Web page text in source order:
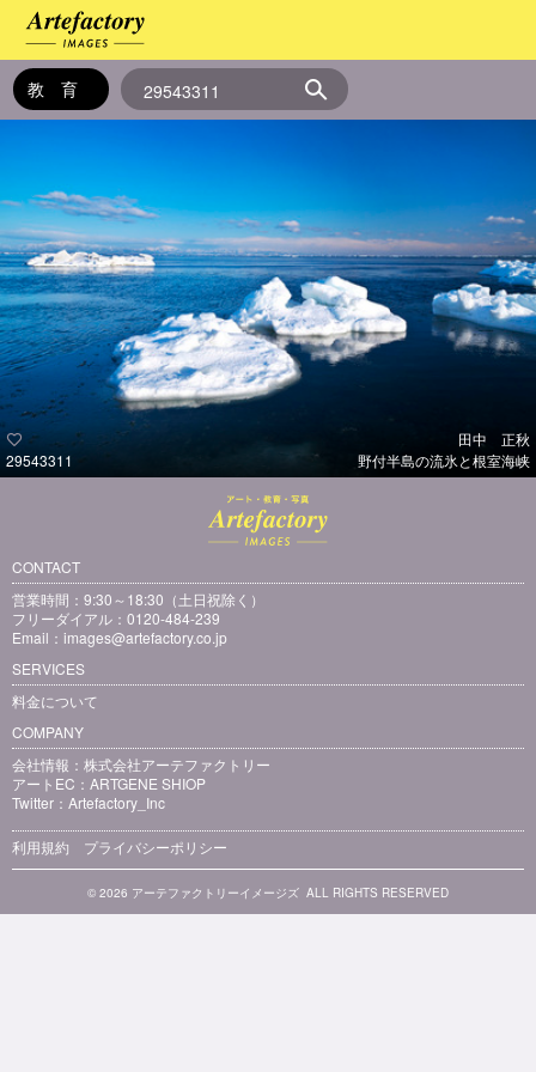
29543311
田中 正秋
野付半島の流氷と根室海峡
CONTACT
営業時間：9:30～18:30（土日祝除く）
フリーダイアル：0120-484-239
Email： images@artefactory.co.jp
SERVICES
料金について
COMPANY
会社情報： 株式会社アーテファクトリー
アートEC： ARTGENE SHIOP
Twitter： Artefactory_Inc
利用規約 プライバシーポリシー
© 2026 アーテファクトリーイメージズ ALL RIGHTS RESERVED